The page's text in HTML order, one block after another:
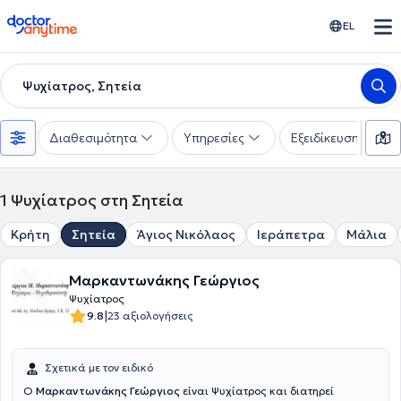
doctoranytime EL
Ψυχίατρος, Σητεία
Διαθεσιμότητα Υπηρεσίες Εξειδίκευση
1 Ψυχίατρος στη Σητεία
Κρήτη Σητεία Άγιος Νικόλαος Ιεράπετρα Μάλια
Μαρκαντωνάκης Γεώργιος
Ψυχίατρος
9.8|23 αξιολογήσεις
Σχετικά με τον ειδικό
Ο Μαρκαντωνάκης Γεώργιος είναι Ψυχίατρος και διατηρεί